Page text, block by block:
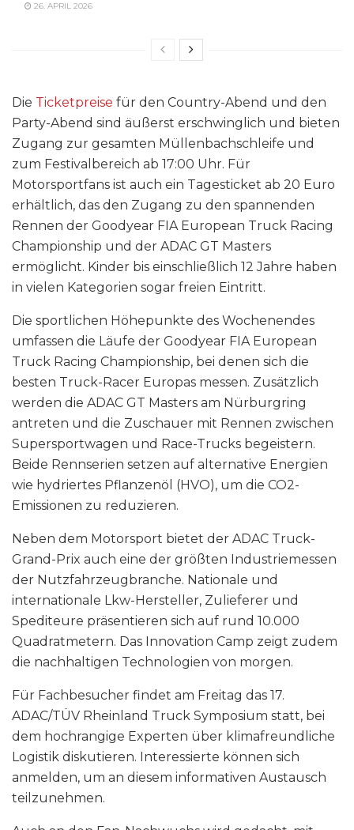
26. APRIL 2026
Die Ticketpreise für den Country-Abend und den
Party-Abend sind äußerst erschwinglich und bieten
Zugang zur gesamten Müllenbachschleife und
zum Festivalbereich ab 17:00 Uhr. Für
Motorsportfans ist auch ein Tagesticket ab 20 Euro
erhältlich, das den Zugang zu den spannenden
Rennen der Goodyear FIA European Truck Racing
Championship und der ADAC GT Masters
ermöglicht. Kinder bis einschließlich 12 Jahre haben
in vielen Kategorien sogar freien Eintritt.
Die sportlichen Höhepunkte des Wochenendes
umfassen die Läufe der Goodyear FIA European
Truck Racing Championship, bei denen sich die
besten Truck-Racer Europas messen. Zusätzlich
werden die ADAC GT Masters am Nürburgring
antreten und die Zuschauer mit Rennen zwischen
Supersportwagen und Race-Trucks begeistern.
Beide Rennserien setzen auf alternative Energien
wie hydriertes Pflanzenöl (HVO), um die CO2-
Emissionen zu reduzieren.
Neben dem Motorsport bietet der ADAC Truck-
Grand-Prix auch eine der größten Industriemessen
der Nutzfahrzeugbranche. Nationale und
internationale Lkw-Hersteller, Zulieferer und
Spediteure präsentieren sich auf rund 10.000
Quadratmetern. Das Innovation Camp zeigt zudem
die nachhaltigen Technologien von morgen.
Für Fachbesucher findet am Freitag das 17.
ADAC/TÜV Rheinland Truck Symposium statt, bei
dem hochrangige Experten über klimafreundliche
Logistik diskutieren. Interessierte können sich
anmelden, um an diesem informativen Austausch
teilzunehmen.